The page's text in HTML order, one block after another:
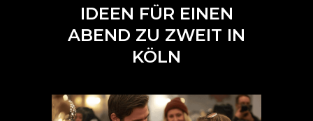
IDEEN FÜR EINEN
ABEND ZU ZWEIT IN
KÖLN